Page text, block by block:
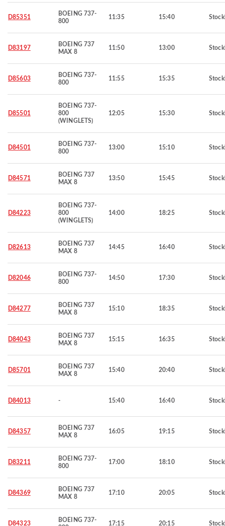
D85351
BOEING 737-
800
11:35 15:40
D83197
BOEING 737
MAX 8
11:50 13:00
D85603
BOEING 737-
800
11:55 15:35
D85501
BOEING 737-
800
(WINGLETS)
12:05 15:30
D84501
BOEING 737-
800
13:00 15:10
D84571
BOEING 737
MAX 8
13:50 15:45
D84223
BOEING 737-
800
(WINGLETS)
14:00 18:25
D82613
BOEING 737
MAX 8
14:45 16:40
D82046
BOEING 737-
800
14:50 17:30
D84277
BOEING 737
MAX 8
15:10 18:35
D84043
BOEING 737
MAX 8
15:15 16:35
D85701
BOEING 737
MAX 8
15:40 20:40
D84013 - 15:40 16:40
D84357
BOEING 737
MAX 8
16:05 19:15
D83211
BOEING 737-
800
17:00 18:10
D84369
BOEING 737
MAX 8
17:10 20:05
D84323
BOEING 737-
17:15 20:15